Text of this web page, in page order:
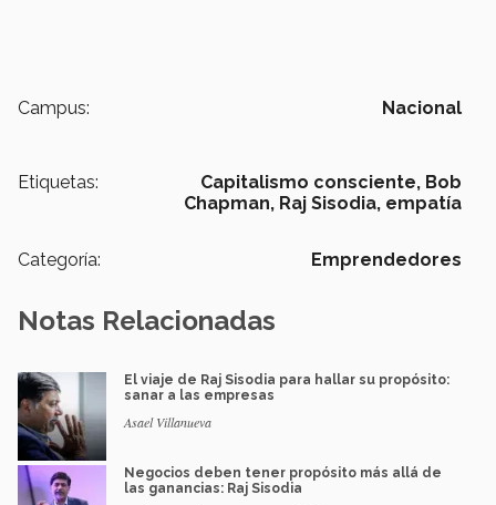
Campus: Nacional
Etiquetas: Capitalismo consciente, Bob
Chapman, Raj Sisodia, empatía
Categoría: Emprendedores
Notas Relacionadas
El viaje de Raj Sisodia para hallar su propósito:
sanar a las empresas
Asael Villanueva
Negocios deben tener propósito más allá de
las ganancias: Raj Sisodia